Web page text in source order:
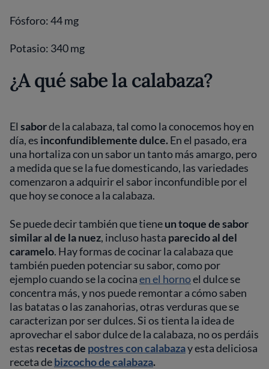
Fósforo: 44 mg
Potasio: 340 mg
¿A qué sabe la calabaza?
El saborde la calabaza, tal como la conocemos hoy en
día, es inconfundiblemente dulce.En el pasado, era
una hortaliza con un sabor un tanto más amargo, pero
a medida que se la fue domesticando, las variedades
comenzaron a adquirir el sabor inconfundible por el
que hoy se conoce a la calabaza.
Se puede decir también que tieneun toque de sabor
similar al de la nuez, incluso hasta parecido al del
caramelo. Hay formas de cocinar la calabaza que
también pueden potenciar su sabor, como por
ejemplo cuando se la cocinaen el hornoel dulce se
concentra más, y nos puede remontar a cómo saben
las batatas o las zanahorias, otras verduras que se
caracterizan por ser dulces. Si os tienta la idea de
aprovechar el sabor dulce de la calabaza, no os perdáis
estas recetas de postres con calabazay esta deliciosa
receta debizcocho de calabaza.